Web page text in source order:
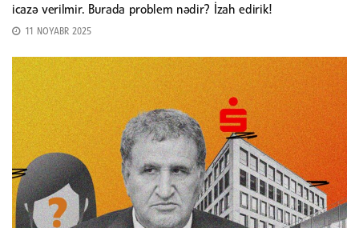
icazə verilmir. Burada problem nədir? İzah edirik!
11 NOYABR 2025